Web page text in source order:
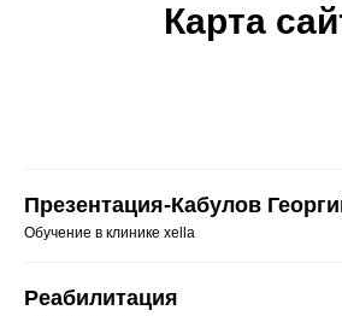
Карта
Презентация-Кабулов
Обучение в клинике xella
Реабилитация